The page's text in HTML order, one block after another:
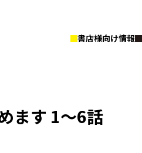
書店様向け情報
ます 1～6話